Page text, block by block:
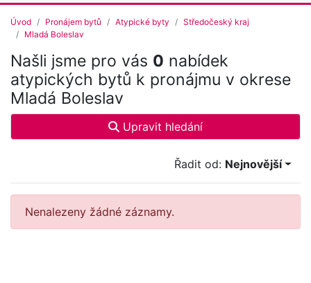
Úvod Pronájem bytů Atypické byty
Středočeský kraj
Mladá Boleslav
Našli jsme pro vás 0 nabídek
atypických bytů k pronájmu v okrese
Mladá Boleslav
Upravit hledání
Řadit od: Nejnovější
Nenalezeny žádné záznamy.